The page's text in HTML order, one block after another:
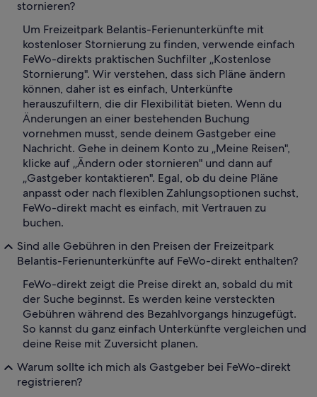
stornieren?
Um Freizeitpark Belantis-Ferienunterkünfte mit
kostenloser Stornierung zu finden, verwende einfach
FeWo-direkts praktischen Suchfilter „Kostenlose
Stornierung". Wir verstehen, dass sich Pläne ändern
können, daher ist es einfach, Unterkünfte
herauszufiltern, die dir Flexibilität bieten. Wenn du
Änderungen an einer bestehenden Buchung
vornehmen musst, sende deinem Gastgeber eine
Nachricht. Gehe in deinem Konto zu „Meine Reisen",
klicke auf „Ändern oder stornieren" und dann auf
„Gastgeber kontaktieren". Egal, ob du deine Pläne
anpasst oder nach flexiblen Zahlungsoptionen suchst,
FeWo-direkt macht es einfach, mit Vertrauen zu
buchen.
Sind alle Gebühren in den Preisen der Freizeitpark
Belantis-Ferienunterkünfte auf FeWo-direkt enthalten?
FeWo-direkt zeigt die Preise direkt an, sobald du mit
der Suche beginnst. Es werden keine versteckten
Gebühren während des Bezahlvorgangs hinzugefügt.
So kannst du ganz einfach Unterkünfte vergleichen und
deine Reise mit Zuversicht planen.
Warum sollte ich mich als Gastgeber bei FeWo-direkt
registrieren?